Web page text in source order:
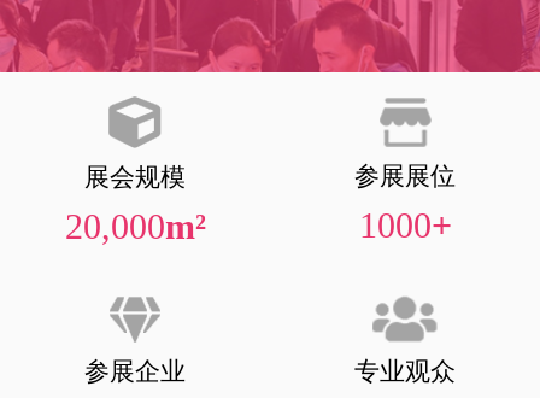
展会规模
20,000m²
参展展位
1000+
参展企业 专业观众